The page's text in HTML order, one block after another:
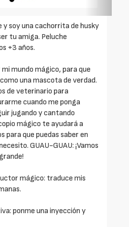
y soy una cachorrita de husky
tu amiga. Peluche
+3 años.
mundo mágico, para que
una mascota de verdad.
de veterinario para
cuando me ponga
jugando y cantando
mágico te ayudará a
para que puedas saber en
GUAU-GUAU: ¡Vamos
mágico: traduce mis
ponme una inyección y